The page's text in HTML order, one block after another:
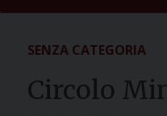
SENZA CATEGORIA
Circolo